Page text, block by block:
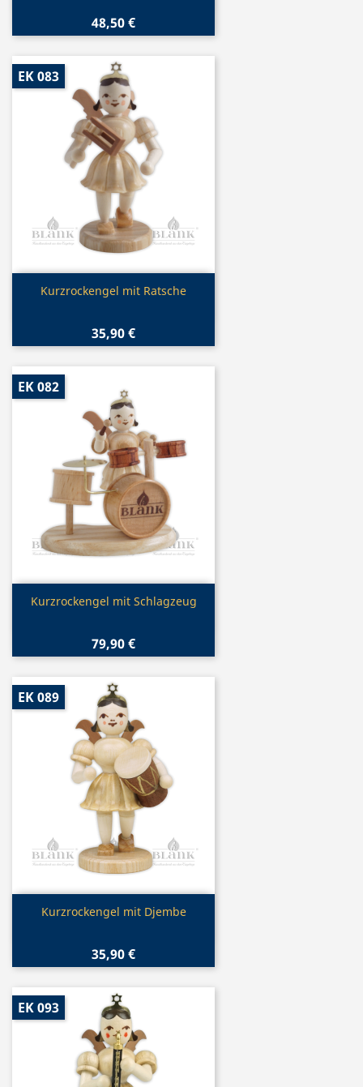
48,50 €
Vorschau
Kurzrockengel mit Ratsche
35,90 €
EK 083
Vorschau
Kurzrockengel mit Schlagzeug
79,90 €
EK 082
Vorschau
Kurzrockengel mit Djembe
35,90 €
EK 089
EK 093